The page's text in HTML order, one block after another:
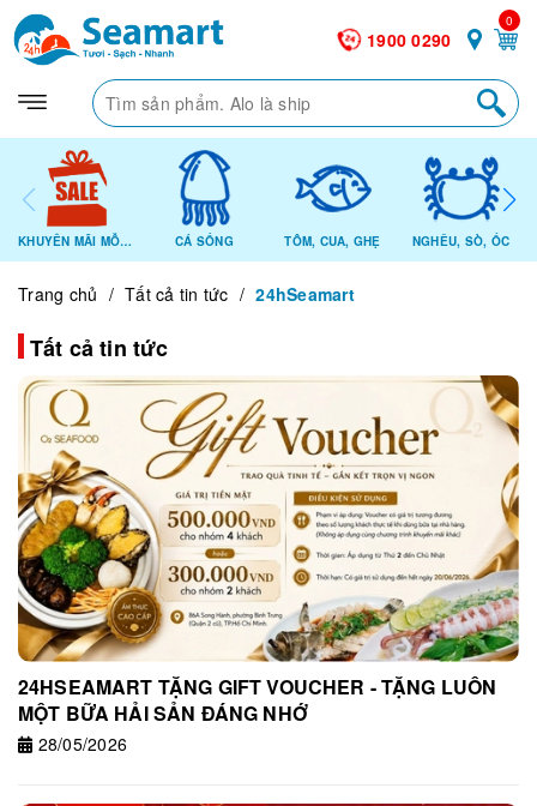
1900 0290
0
KHUYẾN MÃI MỖI NGÀY CÁ SỐNG TÔM, CUA, GHẸ NGHÊU, SÒ, ỐC
Trang chủ / Tất cả tin tức / 24hSeamart
Tất cả tin tức
24HSEAMART TẶNG GIFT VOUCHER - TẶNG LUÔN
MỘT BỮA HẢI SẢN ĐÁNG NHỚ
28/05/2026